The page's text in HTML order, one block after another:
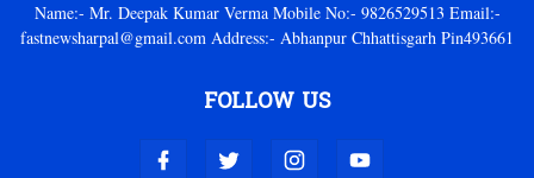
Name:- Mr. Deepak Kumar Verma Mobile No:- 9826529513 Email:-
fastnewsharpal@gmail.com Address:- Abhanpur Chhattisgarh Pin493661
FOLLOW US